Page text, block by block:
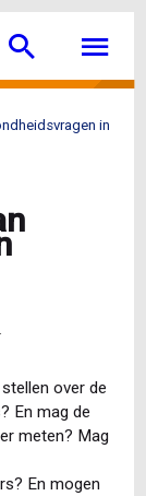
Search
in
over de
En mag de
meten? Mag
En mogen